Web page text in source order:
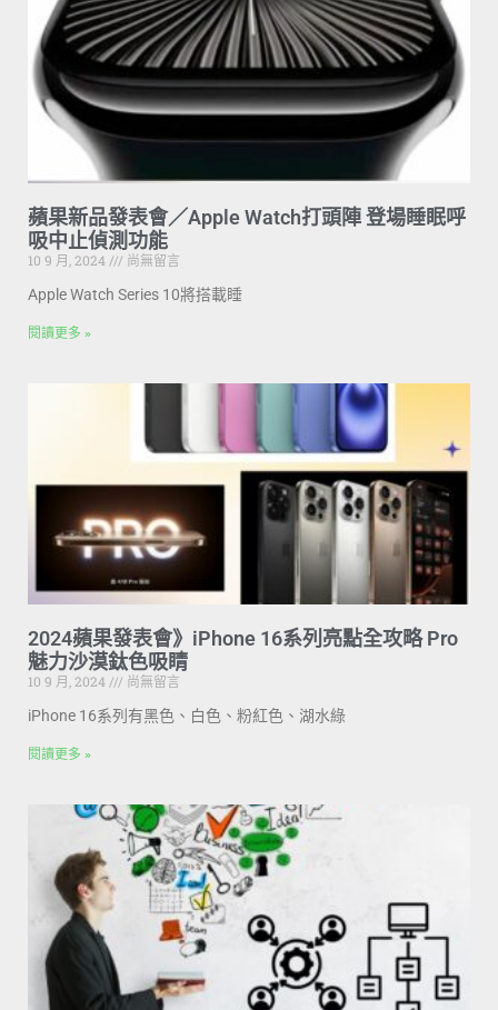
蘋果新品發表會／Apple Watch打頭陣 登場睡眠呼
吸中止偵測功能
10 9 月, 2024
尚無留言
Apple Watch Series 10將搭載睡
閱讀更多 »
2024蘋果發表會》iPhone 16系列亮點全攻略 Pro
魅力沙漠鈦色吸睛
10 9 月, 2024
尚無留言
iPhone 16系列有黑色、白色、粉紅色、湖水綠
閱讀更多 »